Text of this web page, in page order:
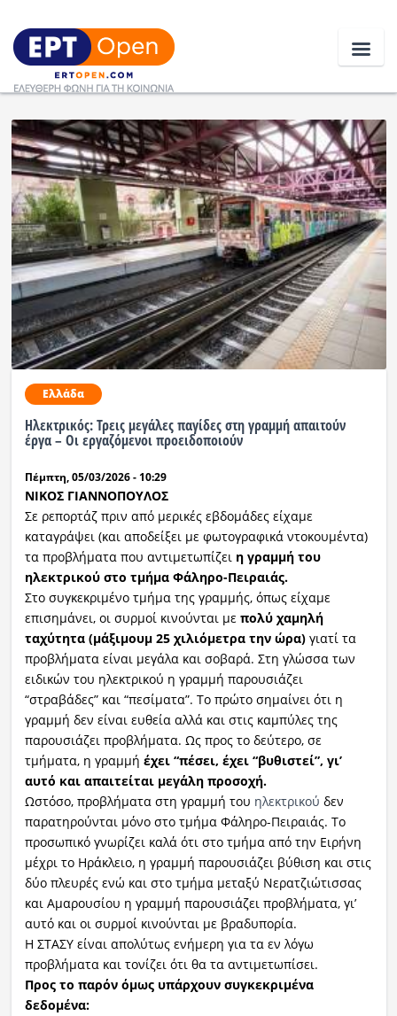
Ειδήσεις
Ελλάδα
Κοινωνία
Πολιτική
Οικονομία
Αθλητικά
Ραδιόφωνο LIVE
Εκπομπές
Πολιτισμός
Ελλάδα
Hλεκτρικός: Τρεις μεγάλες παγίδες στη γραμμή απαιτούν
έργα – Οι εργαζόμενοι προειδοποιούν
Πέμπτη, 05/03/2026 - 10:29
ΝΙΚΟΣ ΓΙΑΝΝΟΠΟΥΛΟΣ
Σε ρεπορτάζ πριν από μερικές εβδομάδες είχαμε
καταγράψει (και αποδείξει με φωτογραφικά ντοκουμέντα)
τα προβλήματα που αντιμετωπίζειη γραμμή του
ηλεκτρικού στο τμήμα Φάληρο-Πειραιάς.
Στο συγκεκριμένο τμήμα της γραμμής, όπως είχαμε
επισημάνει, οι συρμοί κινούνται με πολύ χαμηλή
ταχύτητα (μάξιμουμ 25 χιλιόμετρα την ώρα)γιατί τα
προβλήματα είναι μεγάλα και σοβαρά. Στη γλώσσα των
ειδικών του ηλεκτρικού η γραμμή παρουσιάζει
“στραβάδες” και “πεσίματα”. Το πρώτο σημαίνει ότι η
γραμμή δεν είναι ευθεία αλλά και στις καμπύλες της
παρουσιάζει προβλήματα. Ως προς το δεύτερο, σε
τμήματα, η γραμμή έχει “πέσει, έχει “βυθιστεί”, γι’
αυτό και απαιτείται μεγάλη προσοχή.
Ωστόσο, προβλήματα στη γραμμή του ηλεκτρικού δεν
παρατηρούνται μόνο στο τμήμα Φάληρο-Πειραιάς. Το
προσωπικό γνωρίζει καλά ότι στο τμήμα από την Ειρήνη
μέχρι το Ηράκλειο, η γραμμή παρουσιάζει βύθιση και στις
δύο πλευρές ενώ και στο τμήμα μεταξύ Νερατζιώτισσας
και Αμαρουσίου η γραμμή παρουσιάζει προβλήματα, γι’
αυτό και οι συρμοί κινούνται με βραδυπορία.
Η ΣΤΑΣΥ είναι απολύτως ενήμερη για τα εν λόγω
προβλήματα και τονίζει ότι θα τα αντιμετωπίσει.
Προς το παρόν όμως υπάρχουν συγκεκριμένα
δεδομένα: